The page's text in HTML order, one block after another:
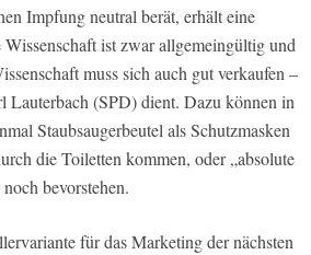
Impfung neutral berät, erhält eine
ist zwar allgemeingültig und
muss sich auch gut verkaufen –
Lauterbach (SPD) dient. Dazu können in
Staubsaugerbeutel als Schutzmasken
die Toiletten kommen, oder „absolute
bevorstehen.
für das Marketing der nächsten